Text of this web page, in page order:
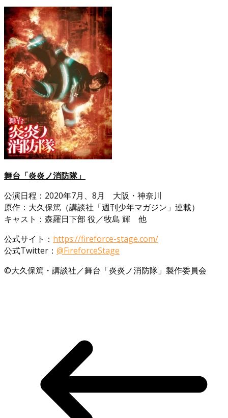
舞台「炎炎ノ消防隊」
公演日程：2020年7月、8月 大阪・神奈川
原作：大久保篤（講談社「週刊少年マガジン」連載）
キャスト：森羅日下部 役／牧島 輝 他
公式サイト： https://fireforce-stage.com/
公式Twitter： @FireforceStage
©大久保篤・講談社／舞台「炎炎ノ消防隊」製作委員会